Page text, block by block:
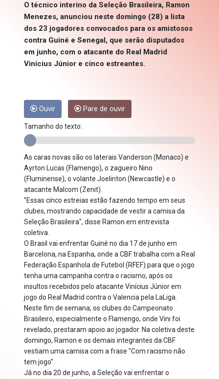
O técnico interino da Seleção Brasileira, Ramon
Menezes, anunciou neste domingo (28) a lista
dos 23 jogadores convocados para os amistosos
contra Guiné e Senegal, que serão disputados
em junho, com o atacante do Real Madrid
Vinícius Júnior e cinco estreantes.
Ouvir Pare de ouvir
Tamanho do texto:
As caras novas são os laterais Vanderson (Monaco) e
Ayrton Lucas (Flamengo), o zagueiro Nino
(Fluminense), o volante Joelinton (Newcastle) e o
atacante Malcom (Zenit).
"Essas cinco estreias estão fazendo tempo em seus
clubes, mostrando capacidade de vestir a camisa da
Seleção Brasileira", disse Ramon em entrevista
coletiva.
O Brasil vai enfrentar Guiné no dia 17 de junho em
Barcelona, na Espanha, onde a CBF trabalha com a Real
Federação Espanhola de Futebol (RFEF) para que o jogo
tenha uma campanha contra o racismo, após os
insultos recebidos pelo atacante Vinícius Júnior em
jogo do Real Madrid contra o Valencia pela LaLiga.
Neste fim de semana, os clubes do Campeonato
Brasileiro, especialmente o Flamengo, onde Vini foi
revelado, prestaram apoio ao jogador. Na coletiva deste
domingo, Ramon e os demais integrantes da CBF
vestiam uma camisa com a frase "Com racismo não
tem jogo".
Já no dia 20 de junho, a Seleção vai enfrentar o